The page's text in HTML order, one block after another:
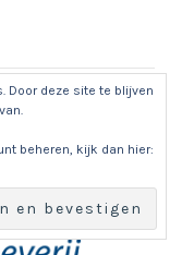
Door deze site te blijven
beheren, kijk dan hier: